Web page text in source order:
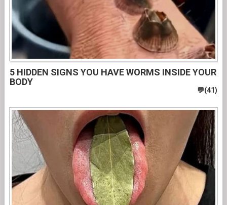
5 HIDDEN SIGNS YOU HAVE WORMS INSIDE YOUR
BODY